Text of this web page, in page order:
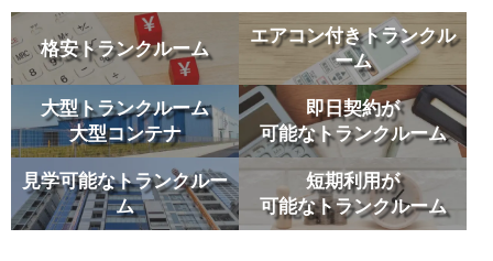
格安トランクルーム
エアコン付きトランクル
ーム
大型トランクルーム
大型コンテナ
即日契約が
可能なトランクルーム
見学可能なトランクルー
ム
短期利用が
可能なトランクルーム